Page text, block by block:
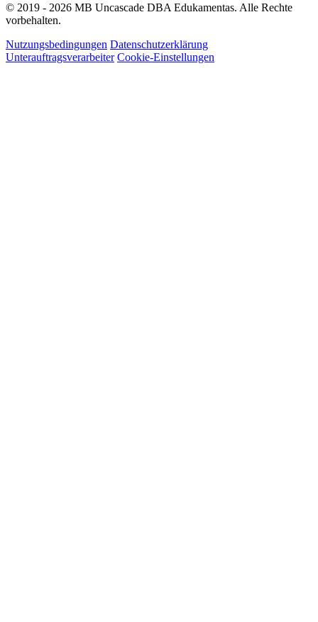
© 2019 - 2026 MB Uncascade DBA Edukamentas. Alle Rechte
vorbehalten.
Nutzungsbedingungen Datenschutzerklärung
Unterauftragsverarbeiter Cookie-Einstellungen